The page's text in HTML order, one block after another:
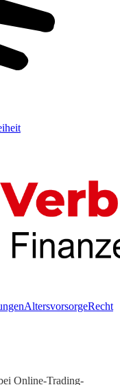
AltersvorsorgeRecht
Online-Trading-